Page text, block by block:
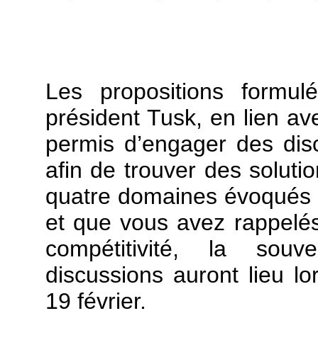
Les propositions
président Tusk, en lien
permis d’engager des
afin de trouver des
quatre domaines
et que vous avez
compétitivité, la
discussions auront lieu
19 février.